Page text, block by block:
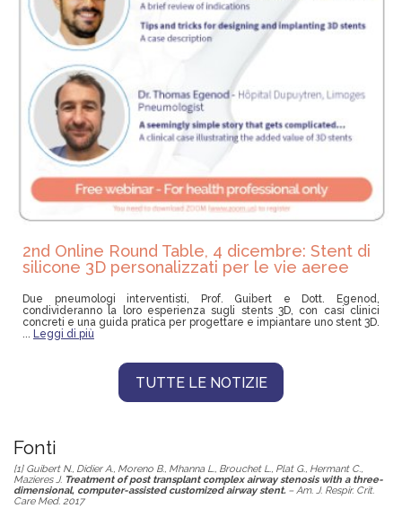
2nd Online Round Table, 4 dicembre: Stent di
silicone 3D personalizzati per le vie aeree
Due pneumologi interventisti, Prof. Guibert e Dott. Egenod,
condivideranno la loro esperienza sugli stents 3D, con casi clinici
concreti e una guida pratica per progettare e impiantare uno stent 3D.
... Leggi di più
TUTTE LE NOTIZIE
Fonti
[1] Guibert N., Didier A., Moreno B., Mhanna L., Brouchet L., Plat G., Hermant C.,
Mazieres J. Treatment of post transplant complex airway stenosis with a three-
dimensional, computer-assisted customized airway stent. – Am. J. Respir. Crit.
Care Med. 2017